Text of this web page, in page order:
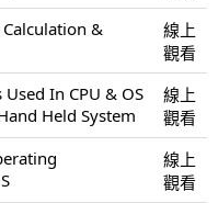
&
線上
觀看
In CPU & OS
Held System
線上
觀看
線上
觀看